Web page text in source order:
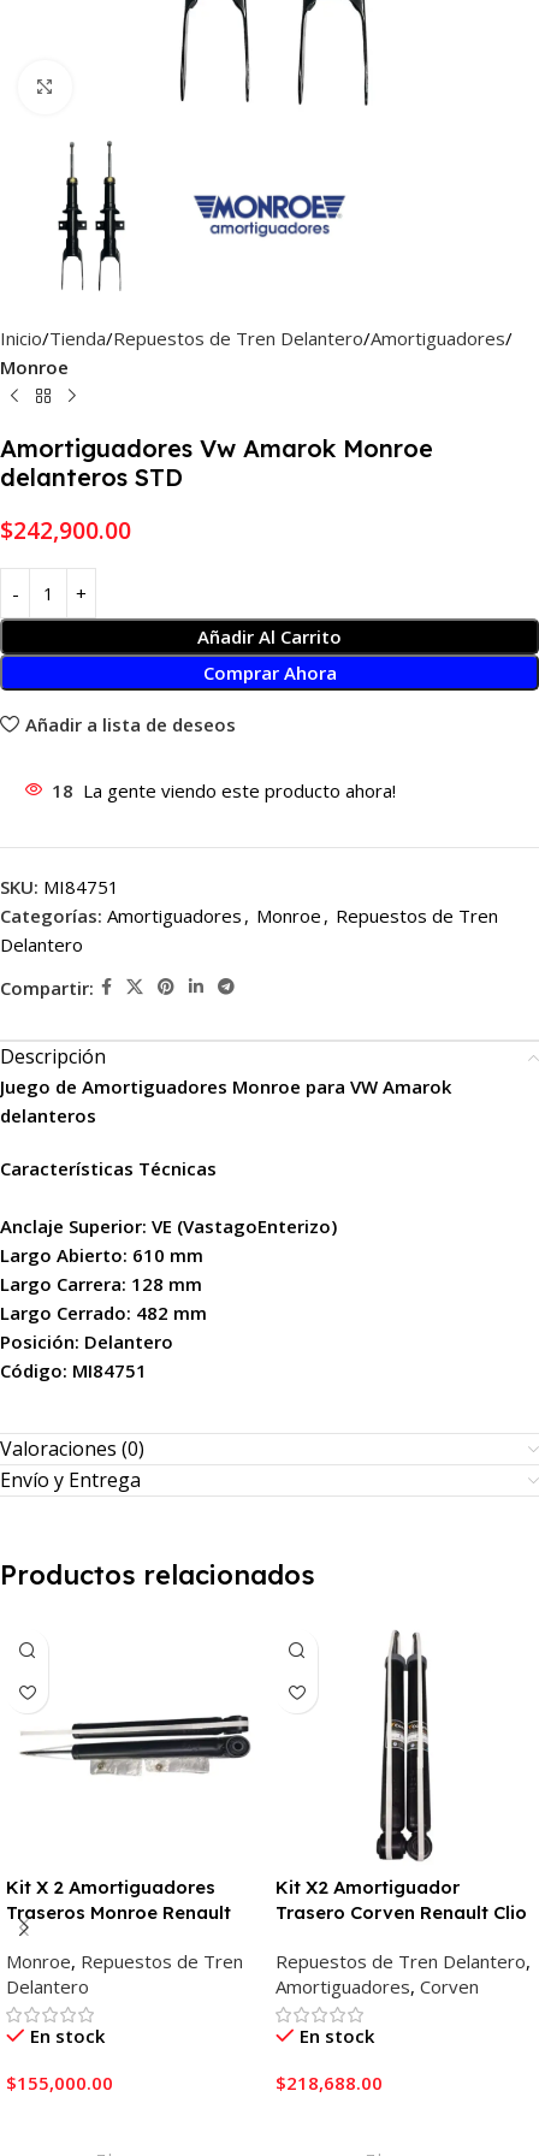
Haga Click para agrandar
Inicio Tienda Repuestos de Tren Delantero Amortiguadores
Monroe
Amortiguadores Vw Amarok Monroe
delanteros STD
$242,900.00
Añadir Al Carrito
Comprar Ahora
Añadir a lista de deseos
18 La gente viendo este producto ahora!
SKU: MI84751
Categorías: Amortiguadores , Monroe , Repuestos de Tren
Delantero
Compartir:
Descripción
Juego de Amortiguadores Monroe para VW Amarok
delanteros
Características Técnicas
Anclaje Superior: VE (VastagoEnterizo)
Largo Abierto: 610 mm
Largo Carrera: 128 mm
Largo Cerrado: 482 mm
Posición: Delantero
Código: MI84751
Valoraciones (0)
Envío y Entrega
Productos relacionados
Kit X 2 Amortiguadores
Traseros Monroe Renault
Sandero/ Logan
Monroe, Repuestos de Tren
Delantero
En stock
$155,000.00
Kit X2 Amortiguador
Trasero Corven Renault Clio
Repuestos de Tren Delantero,
Amortiguadores, Corven
En stock
$218,688.00